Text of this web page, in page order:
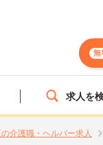
無
求人を
介護職・ヘルパー求人